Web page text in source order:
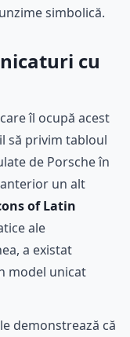
simbolică.
cu
îl ocupă acest
să privim tabloul
de Porsche în
un alt
of Latin
ale
a existat
model unicat
demonstrează că